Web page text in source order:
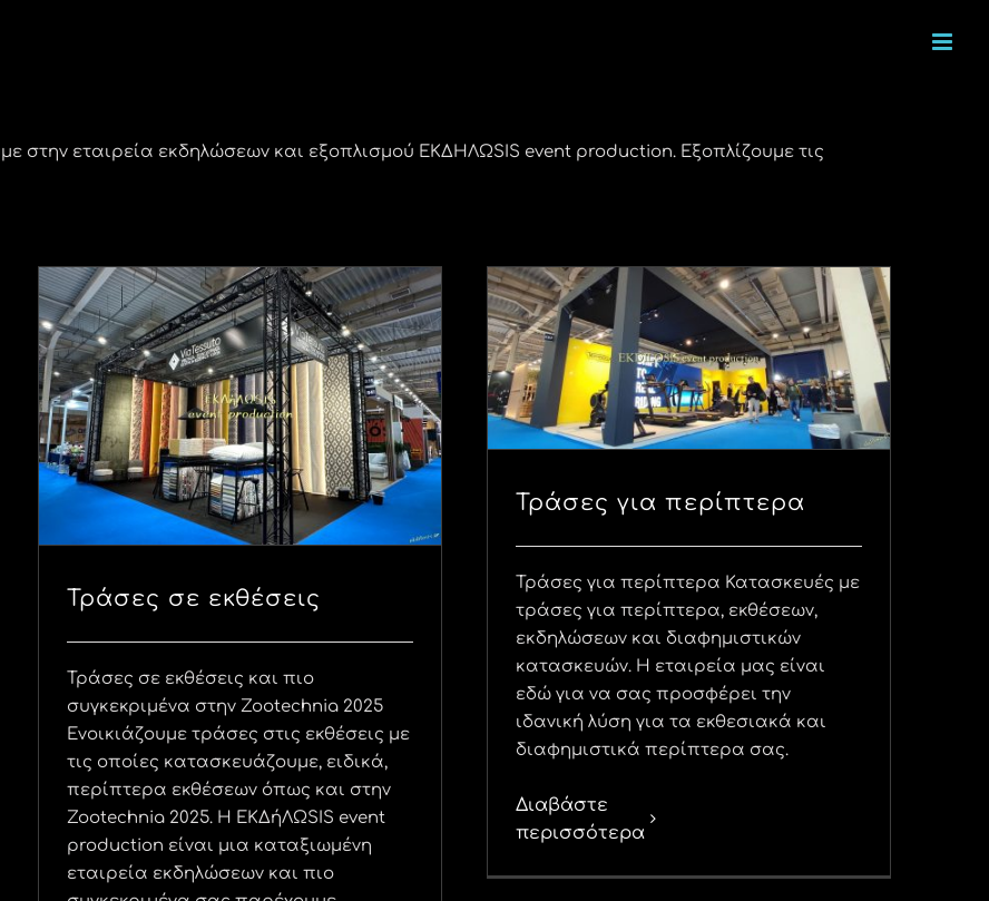
στην εταιρεία εκδηλώσεων και εξοπλισμού ΕΚΔΗΛΩSIS event production. Εξοπλίζουμε τις
Τράσες σε εκθέσεις
Τράσες σε εκθέσεις και πιο
συγκεκριμένα στην Zootechnia 2025
Ενοικιάζουμε τράσες στις εκθέσεις με
τις οποίες κατασκευάζουμε, ειδικά,
περίπτερα εκθέσεων όπως και στην
Zootechnia 2025. Η ΕΚΔήΛΩSIS event
production είναι μια καταξιωμένη
εταιρεία εκδηλώσεων και πιο
Τράσες για περίπτερα
Τράσες για περίπτερα Κατασκευές με
τράσες για περίπτερα, εκθέσεων,
εκδηλώσεων και διαφημιστικών
κατασκευών. Η εταιρεία μας είναι
εδώ για να σας προσφέρει την
ιδανική λύση για τα εκθεσιακά και
διαφημιστικά περίπτερα σας.
Διαβάστε
περισσότερα